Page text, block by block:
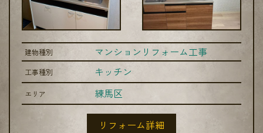
建物種別 マンションリフォーム工事
工事種別 キッチン
エリア 練馬区
リフォーム詳細